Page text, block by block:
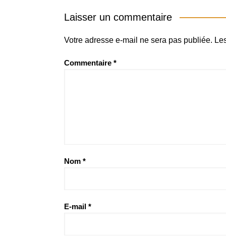
Laisser un commentaire
Votre adresse e-mail ne sera pas publiée.
Commentaire *
Nom *
E-mail *